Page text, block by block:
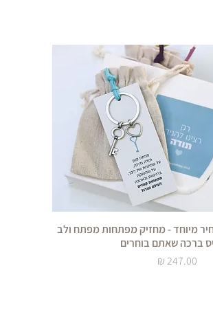
מיוחד - מחזיק מפתחות מפתח ולב
ברכה שאתם בוחרים
מחיר